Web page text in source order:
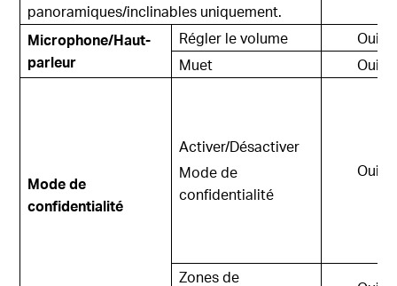
panoramiques/inclinables uniquement.
Microphone/Haut-
parleur
Régler le volume
Oui
Muet
Oui
Mode de
confidentialité
Activer/Désactiver
Mode de
confidentialité
Oui
Zones de